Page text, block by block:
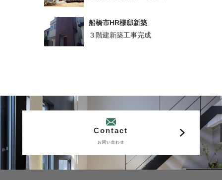
船橋市HR様邸新築
３階建新築工事完成
Contact
お問い合わせ